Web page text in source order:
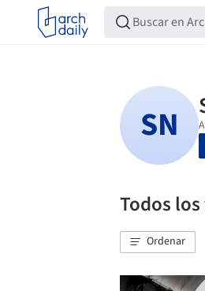
Todos
Ordenar